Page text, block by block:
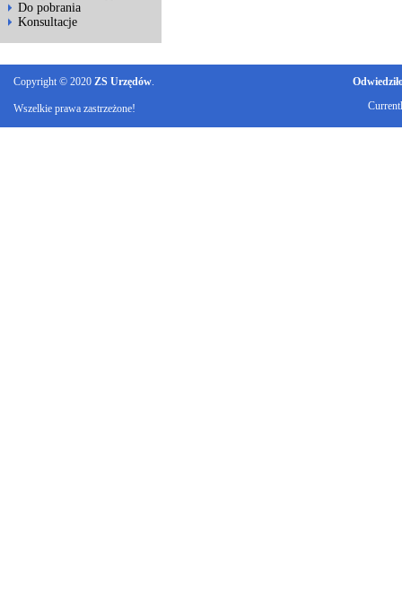
Do pobrania
Konsultacje
Copyright © 2020 ZS Urzędów.
Wszelkie prawa zastrzeżone!